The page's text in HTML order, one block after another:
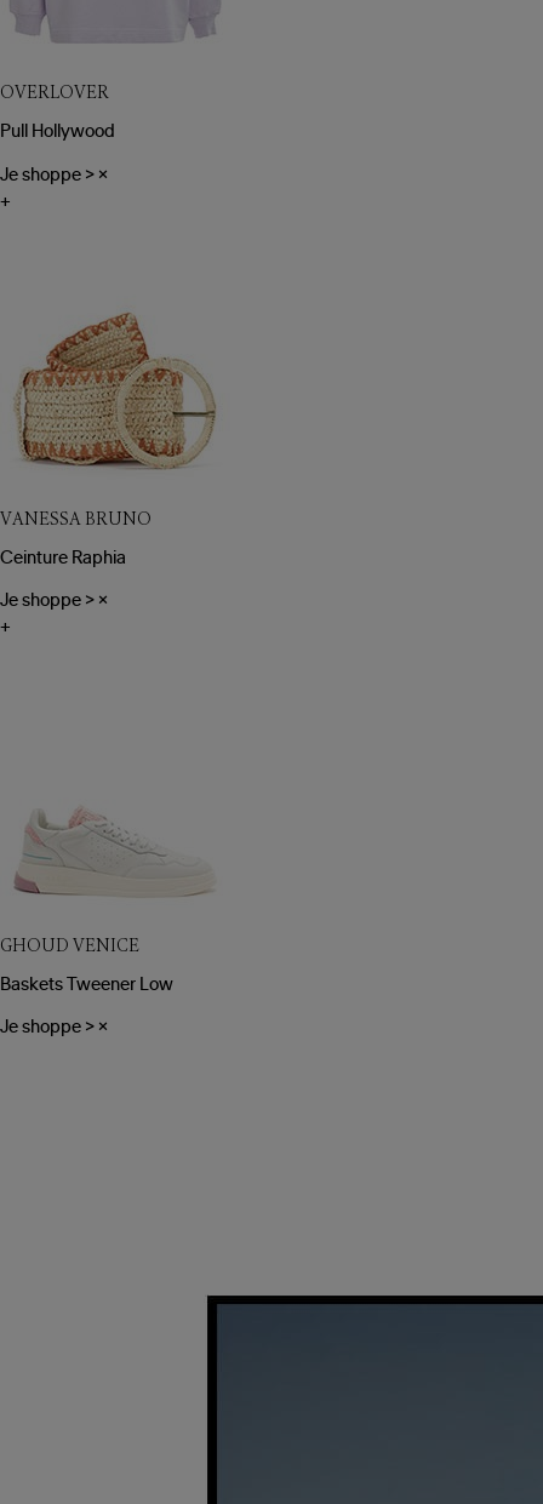
OVERLOVER
Pull Hollywood
Je shoppe > ×
+
VANESSA BRUNO
Ceinture Raphia
Je shoppe > ×
+
GHOUD VENICE
Baskets Tweener Low
Je shoppe > ×